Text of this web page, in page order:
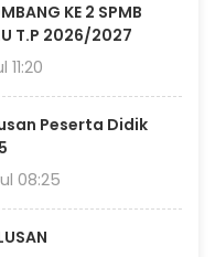
KE 2 SPMB
T.P 2026/2027
Peserta Didik
08:25